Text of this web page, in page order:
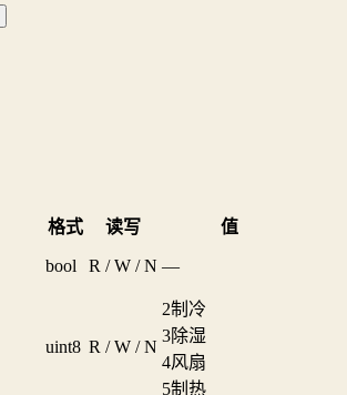
格式 读写
值
bool R / W / N —
uint8 R / W / N
2制冷
3除湿
4风扇
5制热